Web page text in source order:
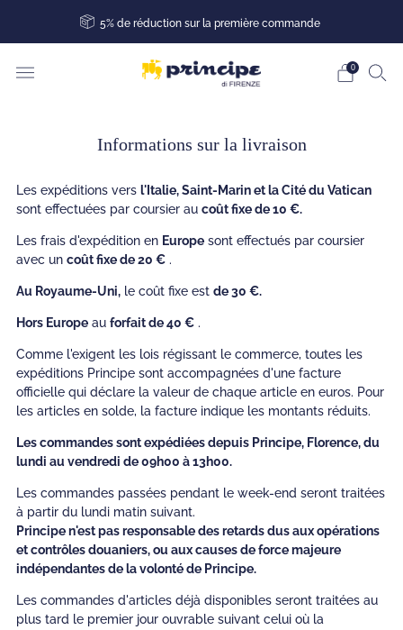
5% de réduction sur la première commande
0
Informations sur la livraison
Les expéditions vers l'Italie, Saint-Marin et la Cité du Vatican
sont effectuées par coursier au coût fixe de 10 €.
Les frais d'expédition en Europe sont effectués par coursier
avec un coût fixe de 20 € .
Au Royaume-Uni, le coût fixe est de 30 €.
Hors Europe au forfait de 40 € .
Comme l'exigent les lois régissant le commerce, toutes les
expéditions Principe sont accompagnées d'une facture
officielle qui déclare la valeur de chaque article en euros. Pour
les articles en solde, la facture indique les montants réduits.
Les commandes sont expédiées depuis Principe, Florence, du
lundi au vendredi de 09h00 à 13h00.
Les commandes passées pendant le week-end seront traitées
à partir du lundi matin suivant.
Principe n'est pas responsable des retards dus aux opérations
et contrôles douaniers, ou aux causes de force majeure
indépendantes de la volonté de Principe.
Les commandes d'articles déjà disponibles seront traitées au
plus tard le premier jour ouvrable suivant celui où la